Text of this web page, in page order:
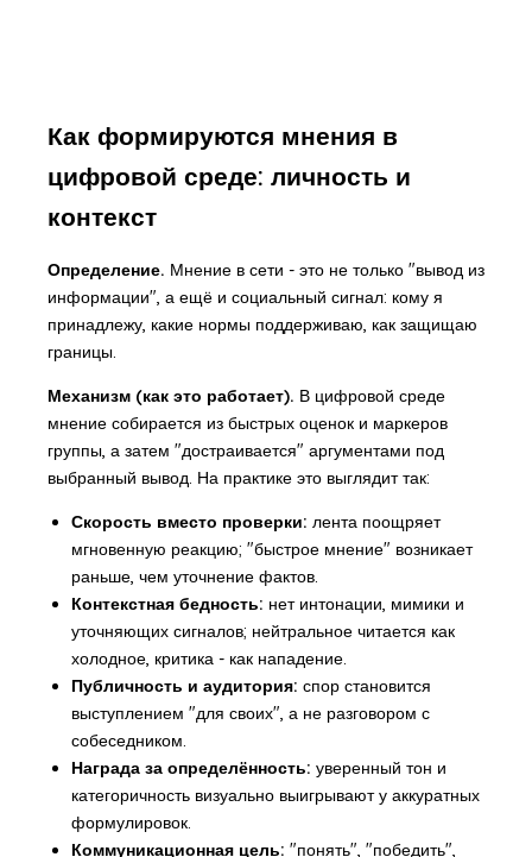
Как формируются мнения в
цифровой среде: личность и
контекст
Определение. Мнение в сети - это не только "вывод из
информации", а ещё и социальный сигнал: кому я
принадлежу, какие нормы поддерживаю, как защищаю
границы.
Механизм (как это работает). В цифровой среде
мнение собирается из быстрых оценок и маркеров
группы, а затем "достраивается" аргументами под
выбранный вывод. На практике это выглядит так:
Скорость вместо проверки: лента поощряет
мгновенную реакцию; "быстрое мнение" возникает
раньше, чем уточнение фактов.
Контекстная бедность: нет интонации, мимики и
уточняющих сигналов; нейтральное читается как
холодное, критика - как нападение.
Публичность и аудитория: спор становится
выступлением "для своих", а не разговором с
собеседником.
Награда за определённость: уверенный тон и
категоричность визуально выигрывают у аккуратных
формулировок.
Коммуникационная цель: "понять", "победить",